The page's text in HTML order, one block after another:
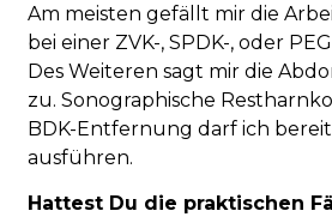
Am meisten gefällt mir die
bei einer ZVK-, SPDK-, oder
Des Weiteren sagt mir die
zu. Sonographische
BDK-Entfernung darf ich
ausführen.
Hattest Du die praktischen